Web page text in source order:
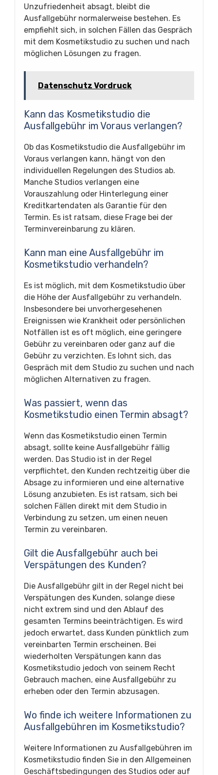
Unzufriedenheit absagt, bleibt die
Ausfallgebühr normalerweise bestehen. Es
empfiehlt sich, in solchen Fällen das Gespräch
mit dem Kosmetikstudio zu suchen und nach
möglichen Lösungen zu fragen.
Datenschutz Vordruck
Kann das Kosmetikstudio die
Ausfallgebühr im Voraus verlangen?
Ob das Kosmetikstudio die Ausfallgebühr im
Voraus verlangen kann, hängt von den
individuellen Regelungen des Studios ab.
Manche Studios verlangen eine
Vorauszahlung oder Hinterlegung einer
Kreditkartendaten als Garantie für den
Termin. Es ist ratsam, diese Frage bei der
Terminvereinbarung zu klären.
Kann man eine Ausfallgebühr im
Kosmetikstudio verhandeln?
Es ist möglich, mit dem Kosmetikstudio über
die Höhe der Ausfallgebühr zu verhandeln.
Insbesondere bei unvorhergesehenen
Ereignissen wie Krankheit oder persönlichen
Notfällen ist es oft möglich, eine geringere
Gebühr zu vereinbaren oder ganz auf die
Gebühr zu verzichten. Es lohnt sich, das
Gespräch mit dem Studio zu suchen und nach
möglichen Alternativen zu fragen.
Was passiert, wenn das
Kosmetikstudio einen Termin absagt?
Wenn das Kosmetikstudio einen Termin
absagt, sollte keine Ausfallgebühr fällig
werden. Das Studio ist in der Regel
verpflichtet, den Kunden rechtzeitig über die
Absage zu informieren und eine alternative
Lösung anzubieten. Es ist ratsam, sich bei
solchen Fällen direkt mit dem Studio in
Verbindung zu setzen, um einen neuen
Termin zu vereinbaren.
Gilt die Ausfallgebühr auch bei
Verspätungen des Kunden?
Die Ausfallgebühr gilt in der Regel nicht bei
Verspätungen des Kunden, solange diese
nicht extrem sind und den Ablauf des
gesamten Termins beeinträchtigen. Es wird
jedoch erwartet, dass Kunden pünktlich zum
vereinbarten Termin erscheinen. Bei
wiederholten Verspätungen kann das
Kosmetikstudio jedoch von seinem Recht
Gebrauch machen, eine Ausfallgebühr zu
erheben oder den Termin abzusagen.
Wo finde ich weitere Informationen zu
Ausfallgebühren im Kosmetikstudio?
Weitere Informationen zu Ausfallgebühren im
Kosmetikstudio finden Sie in den Allgemeinen
Geschäftsbedingungen des Studios oder auf